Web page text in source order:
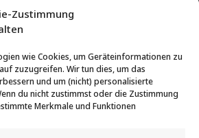
Zustimmung
wie Cookies, um Geräteinformationen zu
zuzugreifen. Wir tun dies, um das
und um (nicht) personalisierte
du nicht zustimmst oder die Zustimmung
Merkmale und Funktionen
Rahmer Straße 24
44369 Dortmund
0231 35 77 72 14
 0231 86 40 006
und Betreuungsleistungen